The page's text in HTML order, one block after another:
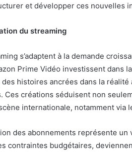
et développer ces nouvelles
du streaming
s’adaptent à la demande
Prime Vidéo investissent dans
histoires ancrées dans la
Ces créations séduisent non
internationale, notamment via
des abonnements représente
contraintes budgétaires,